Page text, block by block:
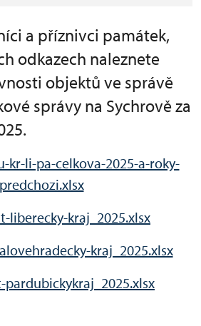
a příznivci památek,
odkazech naleznete
objektů ve správě
správy na Sychrově za
kr-li-pa-celkova-2025-a-roky-
predchozi.xlsx
liberecky-kraj_2025.xlsx
kraj_2025.xlsx